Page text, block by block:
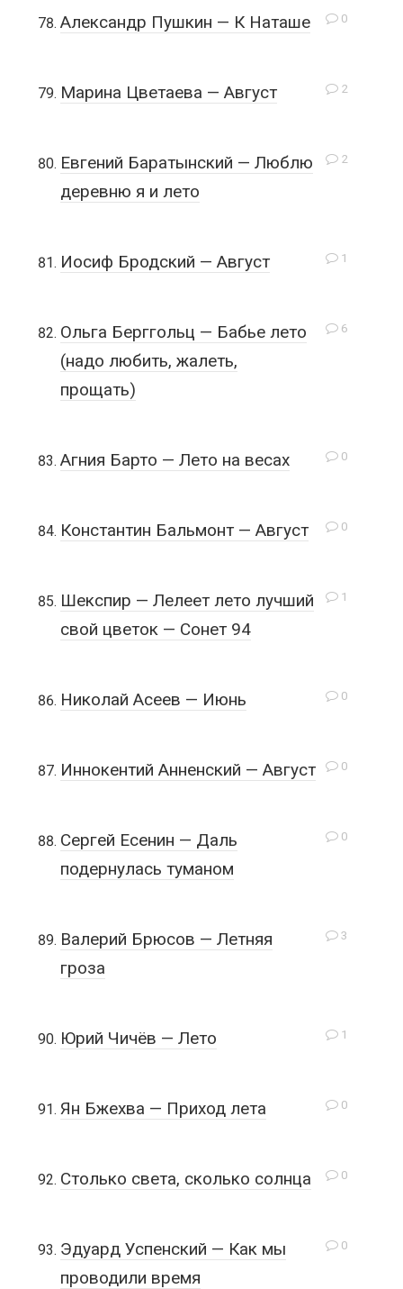
0
Александр Пушкин — К Наташе
2
Марина Цветаева — Август
2
Евгений Баратынский — Люблю
деревню я и лето
1
Иосиф Бродский — Август
6
Ольга Берггольц — Бабье лето
(надо любить, жалеть,
прощать)
0
Агния Барто — Лето на весах
0
Константин Бальмонт — Август
1
Шекспир — Лелеет лето лучший
свой цветок — Сонет 94
0
Николай Асеев — Июнь
0
Иннокентий Анненский — Август
0
Сергей Есенин — Даль
подернулась туманом
3
Валерий Брюсов — Летняя
гроза
1
Юрий Чичёв — Лето
0
Ян Бжехва — Приход лета
0
Столько света, сколько солнца
0
Эдуард Успенский — Как мы
проводили время